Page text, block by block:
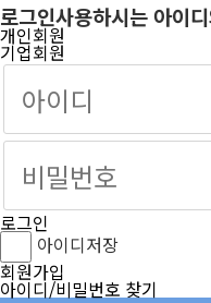
로그인사용하시는 아이
개인회원
기업회원
로그인
아이디저장
회원가입
아이디/비밀번호 찾기